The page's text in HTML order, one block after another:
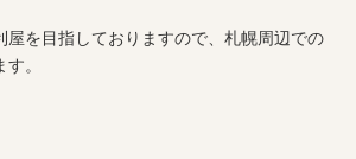
屋を目指しておりますので、札幌周辺での
。